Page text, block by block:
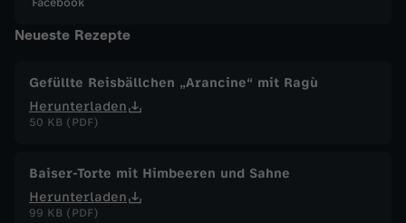
d
e
r
K
r
Facebook
Neueste Rezepte
Gefüllte Reisbällchen „Arancine“ mit Ragù
Herunterladen
50 KB (PDF)
Baiser-Torte mit Himbeeren und Sahne
Herunterladen
99 KB (PDF)